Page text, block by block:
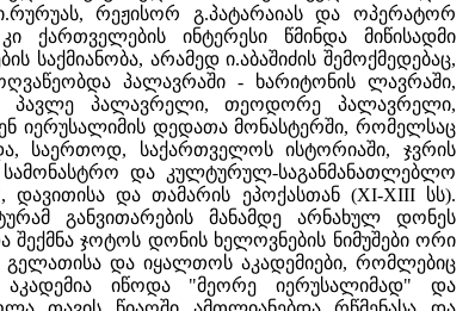
რეჟისორ გ.პატარაიას და ოპერატორ
ქართველების ინტერესი წმინდა მიწისადმი
არამედ ი.აბაშიძის შემოქმედებაც,
პალავრაში - ხარიტონის ლავრაში,
პავლე პალავრელი, თეოდორე პალავრელი,
იერუსალიმის დედათა მონასტერში, რომელსაც
საერთოდ, საქართველოს ისტორიაში, ჯვრის
სამონასტრო და კულტურულ-საგანმანათლებლო
და თამარის ეპოქასთან (XI-XIII სს).
განვითარების მანამდე არნახულ დონეს
ჯოტოს დონის ხელოვნების ნიმუშები ორი
გელათისა და იყალთოს აკადემიები, რომლებიც
იწოდა "მეორე იერუსალიმად" და